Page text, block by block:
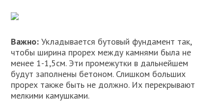
Важно: Укладывается бутовый фундамент так,
чтобы ширина прорех между камнями была не
менее 1-1,5см. Эти промежутки в дальнейшем
будут заполнены бетоном. Слишком больших
прорех также быть не должно. Их перекрывают
мелкими камушками.